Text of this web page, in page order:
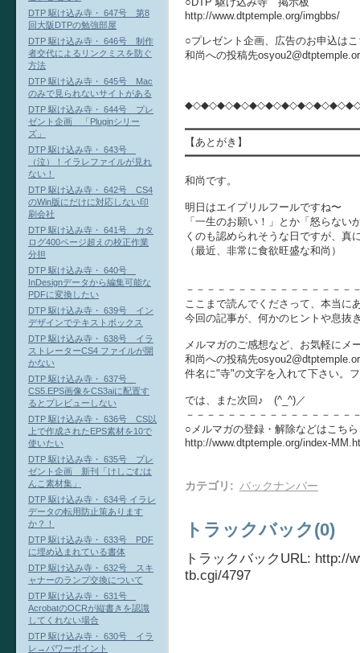
http://www.dtptemple.org/imgbbs/
○プレゼント企画、広告のお申込は
和尚への投稿先
【あとがき】
和尚です。
明日はエイプリルフールですね〜
「一生のお願い！」とか「怒らな
くのも認められそうな日ですが、真
（最近、非常に食欲旺盛な和尚）
－－－－－－－－－－－－－－－－
ここまで読んでくださって、本当に
今回の記事が、何かのヒントや息抜
メルマガのご感想など、お気軽にメ
和尚への投稿先
件名に"寺"の文字を入れて下さい。
では、また次回♪ (^_^)／
－－－－－－－－－－－－－－－－
○メルマガの登録・解除などはこち
http://www.dtptemple.org/index-
カテゴリ : バックナンバー
トラックバック(0)
トラックバックURL: http://
tb.cgi/4797
DTP 駆け込み寺・ 647号 第8
回大阪DTPの勉強部屋
DTP 駆け込み寺・ 646号 制作
者交代によるリンクミスを防ぐ
方法
DTP 駆け込み寺・ 645号 Mac
のみで見られないサイトがある
DTP 駆け込み寺・ 644号 プレ
ゼント企画 「Pluginシリー
ズ」
DTP 駆け込み寺・ 643号
（泣）！イラレファイルが見れ
ない！
DTP 駆け込み寺・ 642号 CS4
のWin版にだけに対応しない印
刷会社
DTP 駆け込み寺・ 641号 カタ
ログ400ページ超えの校正作業
分担
DTP 駆け込み寺・ 640号
InDesignデータから編集可能な
PDFに変換したい
DTP 駆け込み寺・ 639号 イン
デザインでテキストボックス
DTP 駆け込み寺・ 638号 イラ
ストレーターCS4 ファイルが開
かない
DTP 駆け込み寺・ 637号
CS5.EPS画像をCS3aiに配置す
るとプレビューしない
DTP 駆け込み寺・ 636号 CS以
上で作成されたEPS素材を10で
使いたい
DTP 駆け込み寺・ 635号 プレ
ゼント企画 新刊「けしごむは
んこ素材集」
DTP 駆け込み寺・ 634号 イラレ
データの転用防止策あります
か？！
DTP 駆け込み寺・ 633号 PDF
に埋め込まれている書体
DTP 駆け込み寺・ 632号 スキ
ャナーのランプ交換について
DTP 駆け込み寺・ 631号
AcrobatのOCRが縦書きを認識
してくれない場合
DTP 駆け込み寺・ 630号 イラ
レ→パワーポイント